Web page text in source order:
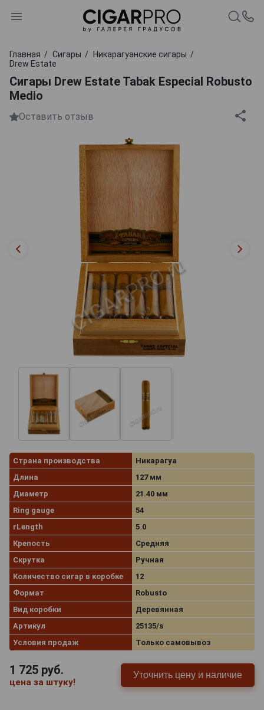
Главная Сигары
Никарагуанские сигары
Drew Estate
Сигары Drew Estate Tabak Especial Robusto
Medio
Оставить отзыв
Страна производства
Никарагуа
Длина
127 мм
Диаметр
21.40 мм
Ring gauge
54
rLength
5.0
Крепость
Средняя
Скрутка
Ручная
Количество сигар в коробке
12
Формат
Robusto
Вид коробки
Деревянная
Артикул
25135/s
Условия продаж
Только самовывоз
1 725 руб.
цена за штуку!
Уточнить цену и наличие